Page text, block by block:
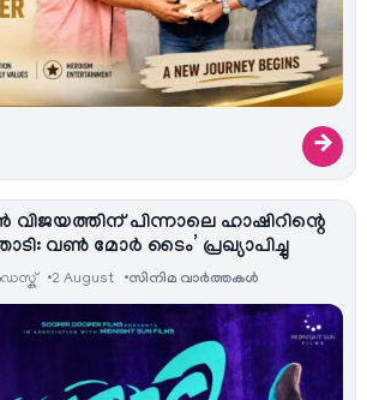
→
വിജയത്തിന് പിന്നാലെ ഹാഷിറിന്റെ
വൺ മോർ ടൈം’ പ്രഖ്യാപിച്ചു
2 August സിനിമ വാര്‍ത്തകള്‍